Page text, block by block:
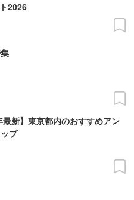
2026
最新】東京都内のおすすめアン
プ